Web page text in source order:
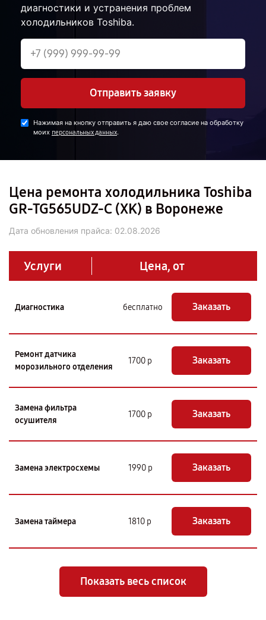
диагностики и устранения проблем
холодильников Toshiba.
Отправить заявку
Нажимая на кнопку отправить я даю свое согласие на обработку
моих персональных данных.
Цена ремонта холодильника Toshiba
GR-TG565UDZ-C (XK) в Воронеже
Дата обновления прайса: 02.08.2026
Услуги Цена, от
Диагностика бесплатно Заказать
Ремонт датчика
морозильного отделения
1700 р Заказать
Замена фильтра
осушителя
1700 р Заказать
Замена электросхемы 1990 р Заказать
Замена таймера 1810 р Заказать
Показать весь список